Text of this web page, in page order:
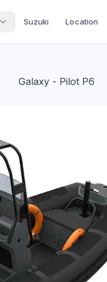
Suzuki Location
Galaxy - Pilot P6